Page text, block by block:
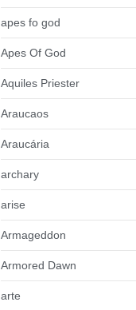
apes fo god
Apes Of God
Aquiles Priester
Araucaos
Araucária
archary
arise
Armageddon
Armored Dawn
arte